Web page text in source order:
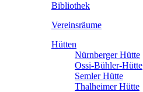
Bibliothek
Vereinsräume
Hütten
Nürnberger Hütte
Ossi-Bühler-Hütte
Semler Hütte
Thalheimer Hütte